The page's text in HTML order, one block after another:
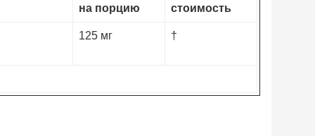
на порцию
стоимость
125 мг †